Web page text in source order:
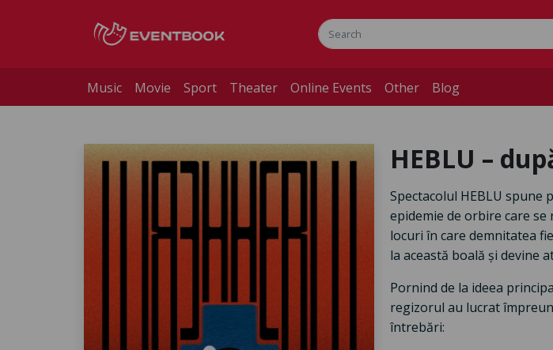
Music Movie Sport Theater Online Events Other Blog
HEBLU –
Spectacolul HEBLU
epidemie de orbire care
locuri în care demnitatea
la această boală și devine
Pornind de la ideea
regizorul au lucrat
întrebări: